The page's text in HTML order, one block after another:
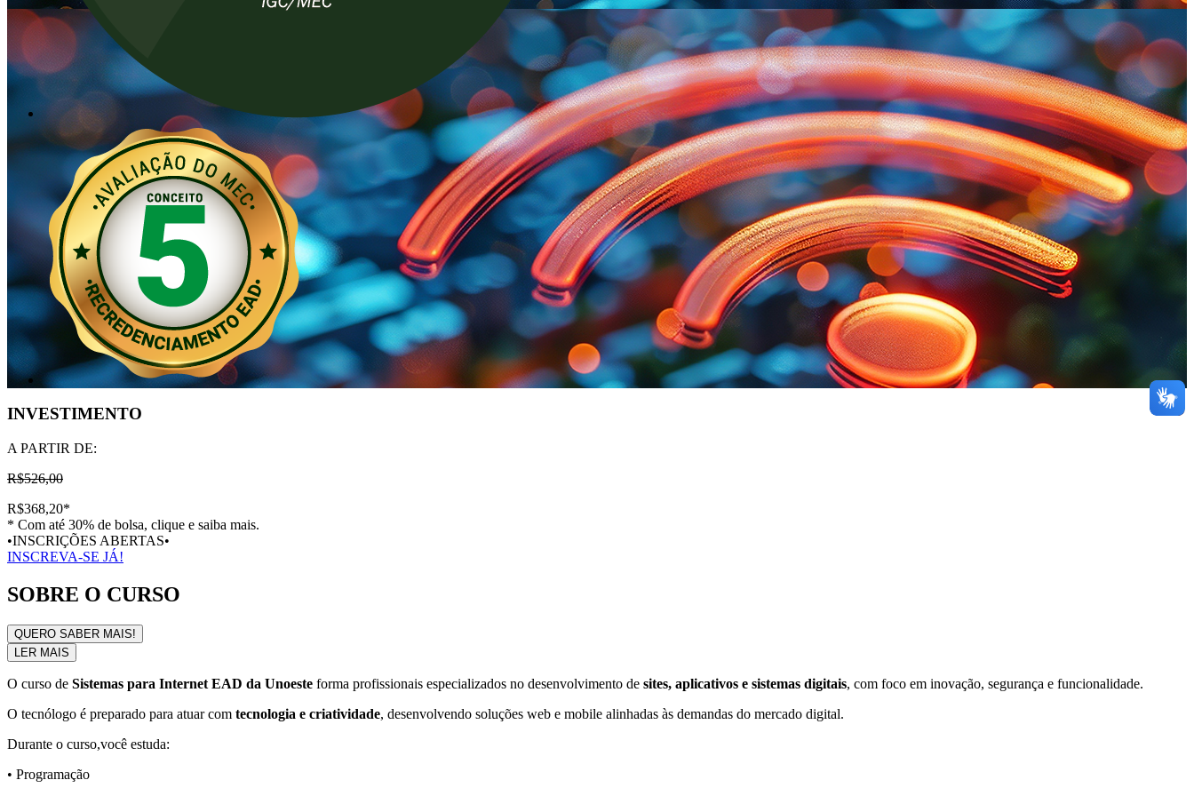
INVESTIMENTO
A PARTIR DE:
R$526,00
R$368,20*
* Com até 30% de bolsa, clique e saiba mais.
•INSCRIÇÕES ABERTAS•
INSCREVA-SE JÁ!
SOBRE O CURSO
QUERO SABER MAIS!
LER MAIS
O curso de Sistemas para Internet EAD da Unoeste forma profissionais especializados no desenvolvimento de sites, aplicativos e sistemas digitais, com foco em inovação, segurança e funcionalidade.
O tecnólogo é preparado para atuar com tecnologia e criatividade, desenvolvendo soluções web e mobile alinhadas às demandas do mercado digital.
Durante o curso,você estuda:
• Programação